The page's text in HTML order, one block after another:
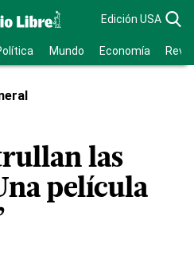
Edición USA
Mundo Economía
las
película